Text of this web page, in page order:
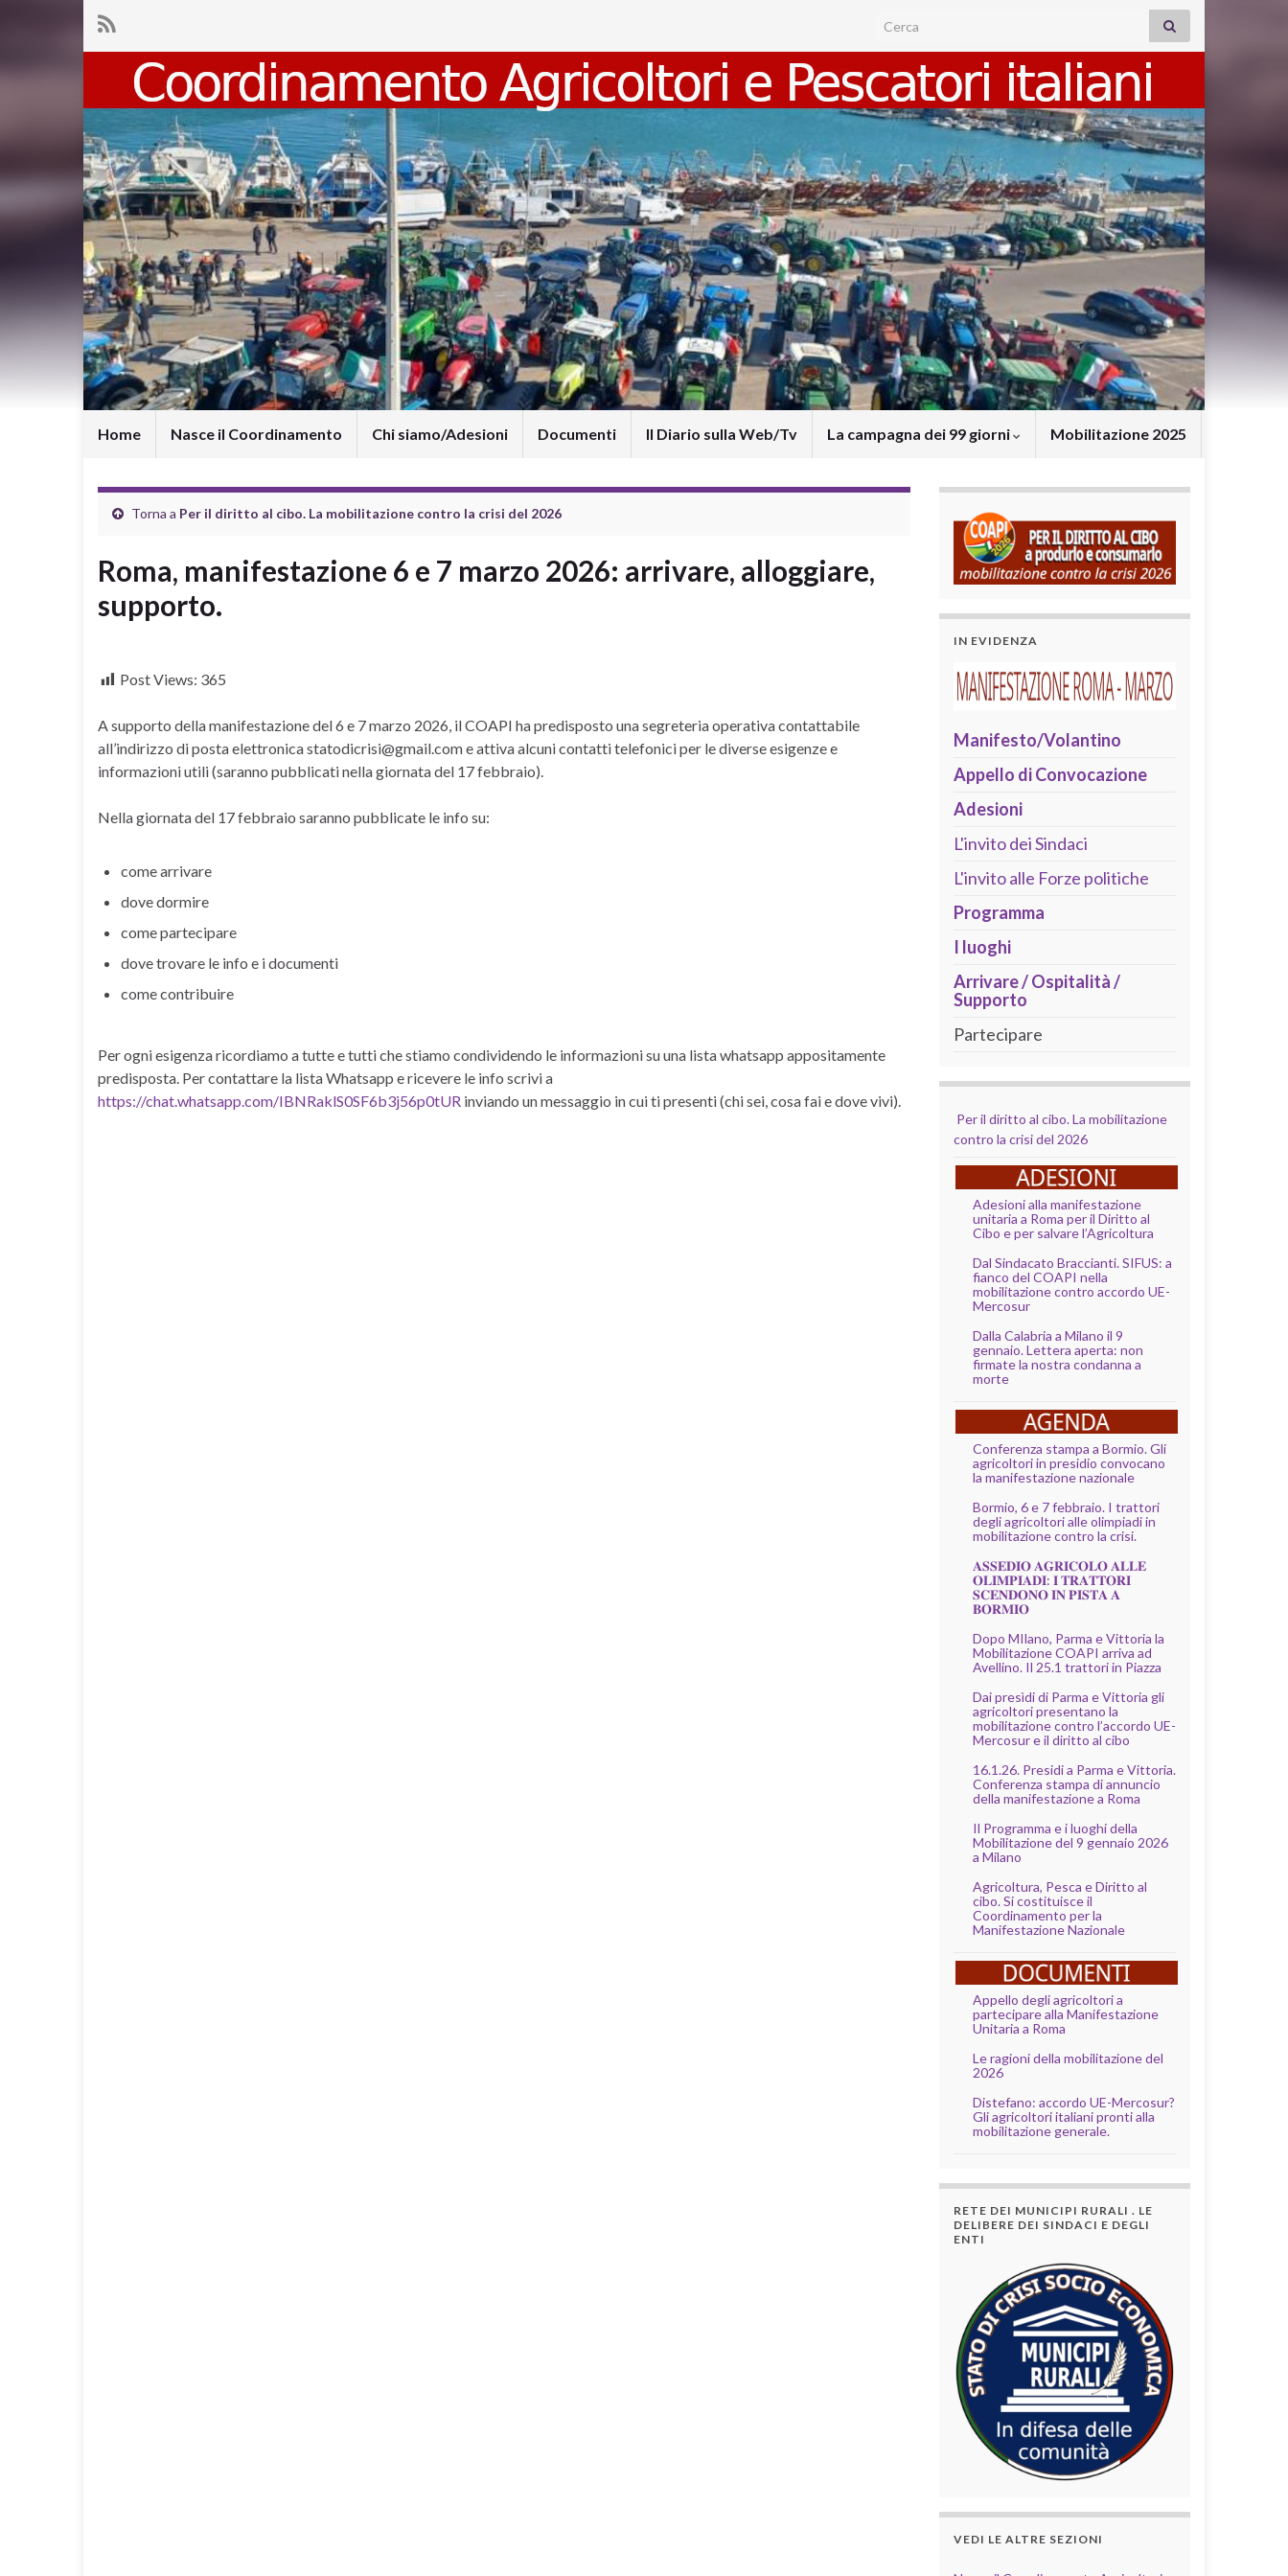
Search for:
Home Nasce il Coordinamento Chi siamo/Adesioni Documenti Il Diario sulla Web/Tv La campagna dei 99 giorni Mobilitazione 2025
Torna a Per il diritto al cibo. La mobilitazione contro la crisi del 2026
Roma, manifestazione 6 e 7 marzo 2026: arrivare, alloggiare,
supporto.
Post Views: 365
A supporto della manifestazione del 6 e 7 marzo 2026, il COAPI ha predisposto una segreteria operativa contattabile
all’indirizzo di posta elettronica statodicrisi@gmail.com e attiva alcuni contatti telefonici per le diverse esigenze e
informazioni utili (saranno pubblicati nella giornata del 17 febbraio).
Nella giornata del 17 febbraio saranno pubblicate le info su:
come arrivare
dove dormire
come partecipare
dove trovare le info e i documenti
come contribuire
Per ogni esigenza ricordiamo a tutte e tutti che stiamo condividendo le informazioni su una lista whatsapp appositamente
predisposta. Per contattare la lista Whatsapp e ricevere le info scrivi a
https://chat.whatsapp.com/IBNRaklS0SF6b3j56p0tUR inviando un messaggio in cui ti presenti (chi sei, cosa fai e dove vivi).
IN EVIDENZA
Manifesto/Volantino
Appello di Convocazione
Adesioni
L'invito dei Sindaci
L'invito alle Forze politiche
Programma
I luoghi
Arrivare / Ospitalità /
Supporto
Partecipare
Per il diritto al cibo. La mobilitazione
contro la crisi del 2026
Adesioni alla manifestazione
unitaria a Roma per il Diritto al
Cibo e per salvare l’Agricoltura
Dal Sindacato Braccianti. SIFUS: a
fianco del COAPI nella
mobilitazione contro accordo UE-
Mercosur
Dalla Calabria a Milano il 9
gennaio. Lettera aperta: non
firmate la nostra condanna a
morte
Conferenza stampa a Bormio. Gli
agricoltori in presidio convocano
la manifestazione nazionale
Bormio, 6 e 7 febbraio. I trattori
degli agricoltori alle olimpiadi in
mobilitazione contro la crisi.
𝐀𝐒𝐒𝐄𝐃𝐈𝐎 𝐀𝐆𝐑𝐈𝐂𝐎𝐋𝐎 𝐀𝐋𝐋𝐄
𝐎𝐋𝐈𝐌𝐏𝐈𝐀𝐃𝐈: 𝐈 𝐓𝐑𝐀𝐓𝐓𝐎𝐑𝐈
𝐒𝐂𝐄𝐍𝐃𝐎𝐍𝐎 𝐈𝐍 𝐏𝐈𝐒𝐓𝐀 𝐀
𝐁𝐎𝐑𝐌𝐈𝐎
Dopo MIlano, Parma e Vittoria la
Mobilitazione COAPI arriva ad
Avellino. Il 25.1 trattori in Piazza
Dai presìdi di Parma e Vittoria gli
agricoltori presentano la
mobilitazione contro l’accordo UE-
Mercosur e il diritto al cibo
16.1.26. Presidi a Parma e Vittoria.
Conferenza stampa di annuncio
della manifestazione a Roma
Il Programma e i luoghi della
Mobilitazione del 9 gennaio 2026
a Milano
Agricoltura, Pesca e Diritto al
cibo. Si costituisce il
Coordinamento per la
Manifestazione Nazionale
Appello degli agricoltori a
partecipare alla Manifestazione
Unitaria a Roma
Le ragioni della mobilitazione del
2026
Distefano: accordo UE-Mercosur?
Gli agricoltori italiani pronti alla
mobilitazione generale.
RETE DEI MUNICIPI RURALI . LE
DELIBERE DEI SINDACI E DEGLI
ENTI
VEDI LE ALTRE SEZIONI